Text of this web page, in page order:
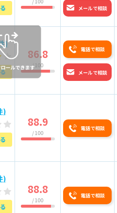
メールで相談
)
86.8
/ 100
電話で相談
メールで相談
)
88.9
/ 100
電話で相談
)
88.8
/ 100
電話で相談